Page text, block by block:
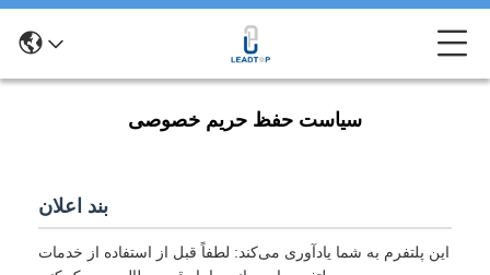
سیاست حفظ حریم خصوصی
بند اعلان
این پلتفرم به شما یادآوری می‌کند: لطفاً قبل از استفاده از خدمات